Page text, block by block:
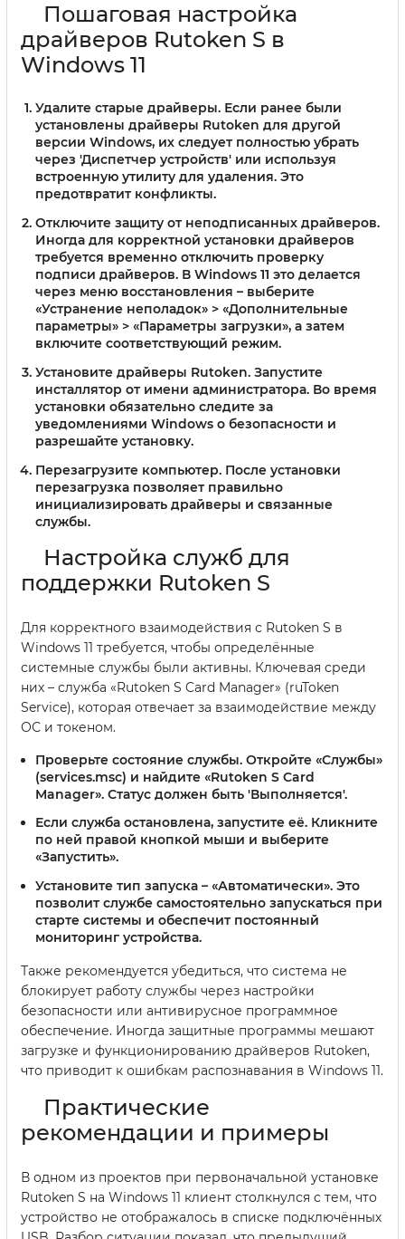
Пошаговая настройка
драйверов Rutoken S в
Windows 11
Удалите старые драйверы. Если ранее были
установлены драйверы Rutoken для другой
версии Windows, их следует полностью убрать
через 'Диспетчер устройств' или используя
встроенную утилиту для удаления. Это
предотвратит конфликты.
Отключите защиту от неподписанных драйверов.
Иногда для корректной установки драйверов
требуется временно отключить проверку
подписи драйверов. В Windows 11 это делается
через меню восстановления – выберите
«Устранение неполадок» > «Дополнительные
параметры» > «Параметры загрузки», а затем
включите соответствующий режим.
Установите драйверы Rutoken. Запустите
инсталлятор от имени администратора. Во время
установки обязательно следите за
уведомлениями Windows о безопасности и
разрешайте установку.
Перезагрузите компьютер. После установки
перезагрузка позволяет правильно
инициализировать драйверы и связанные
службы.
Настройка служб для
поддержки Rutoken S
Для корректного взаимодействия с Rutoken S в
Windows 11 требуется, чтобы определённые
системные службы были активны. Ключевая среди
них – служба «Rutoken S Card Manager» (ruToken
Service), которая отвечает за взаимодействие между
ОС и токеном.
Проверьте состояние службы. Откройте «Службы»
(services.msc) и найдите «Rutoken S Card
Manager». Статус должен быть 'Выполняется'.
Если служба остановлена, запустите её. Кликните
по ней правой кнопкой мыши и выберите
«Запустить».
Установите тип запуска – «Автоматически». Это
позволит службе самостоятельно запускаться при
старте системы и обеспечит постоянный
мониторинг устройства.
Также рекомендуется убедиться, что система не
блокирует работу службы через настройки
безопасности или антивирусное программное
обеспечение. Иногда защитные программы мешают
загрузке и функционированию драйверов Rutoken,
что приводит к ошибкам распознавания в Windows 11.
Практические
рекомендации и примеры
В одном из проектов при первоначальной установке
Rutoken S на Windows 11 клиент столкнулся с тем, что
устройство не отображалось в списке подключённых